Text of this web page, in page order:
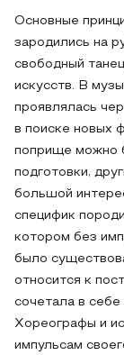
Основные
зародились на
свободный
искусств. В
проявлялась
в поиске новых
поприще можно
подготовки,
большой
специфик
котором без
было
относится к
сочетала в себе
Хореографы и
импульсам